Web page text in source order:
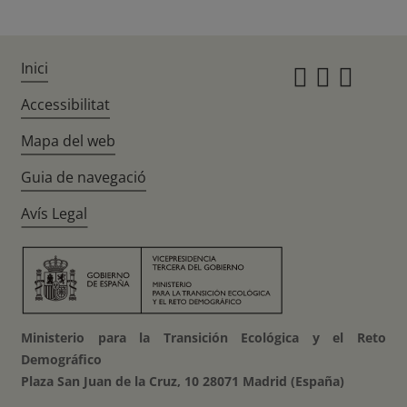
Inici
Accessibilitat
Mapa del web
Guia de navegació
Avís Legal
Ministerio para la Transición Ecológica y el Reto
Demográfico
Plaza San Juan de la Cruz, 10 28071 Madrid (España)